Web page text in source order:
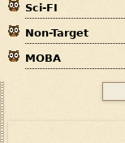
Sci-FI
Non-Target
MOBA